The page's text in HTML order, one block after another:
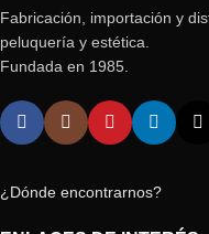
Fabricación, importación y
peluquería y estética.
Fundada en 1985.
¿Dónde encontrarnos?